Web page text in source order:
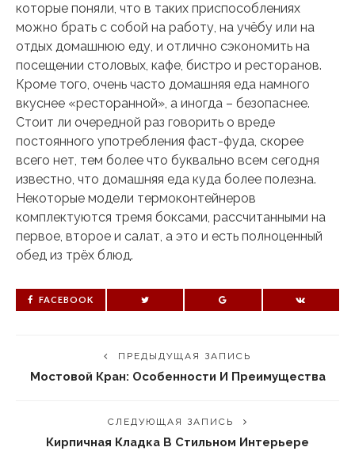
которые поняли, что в таких приспособлениях
можно брать с собой на работу, на учёбу или на
отдых домашнюю еду, и отлично сэкономить на
посещении столовых, кафе, бистро и ресторанов.
Кроме того, очень часто домашняя еда намного
вкуснее «ресторанной», а иногда – безопаснее.
Стоит ли очередной раз говорить о вреде
постоянного употребления фаст-фуда, скорее
всего нет, тем более что буквально всем сегодня
известно, что домашняя еда куда более полезна.
Некоторые модели термоконтейнеров
комплектуются тремя боксами, рассчитанными на
первое, второе и салат, а это и есть полноценный
обед из трёх блюд.
FACEBOOK
ПРЕДЫДУЩАЯ ЗАПИСЬ
Мостовой Кран: Особенности И Преимущества
СЛЕДУЮЩАЯ ЗАПИСЬ
Кирпичная Кладка В Стильном Интерьере